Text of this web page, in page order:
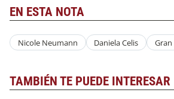
EN ESTA NOTA
Nicole Neumann Daniela Celis
TAMBIÉN TE PUEDE INTERESAR